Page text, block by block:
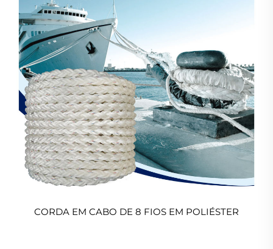
CORDA EM CABO DE 8 FIOS EM POLIÉSTER